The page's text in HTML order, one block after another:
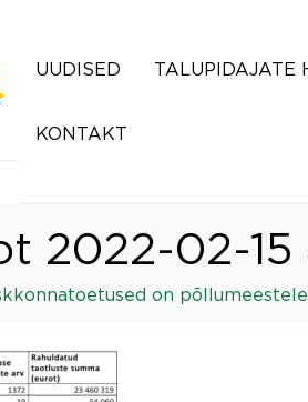
UUDISED TALUPIDAJATE
KONTAKT
2022-02-
on